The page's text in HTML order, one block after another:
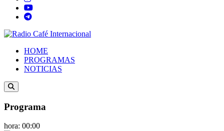
HOME
PROGRAMAS
NOTICIAS
Programa
hora: 00:00